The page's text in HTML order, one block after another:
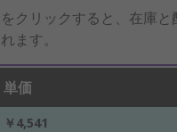
クリックすると、在庫と
ます。
単価
￥4,541